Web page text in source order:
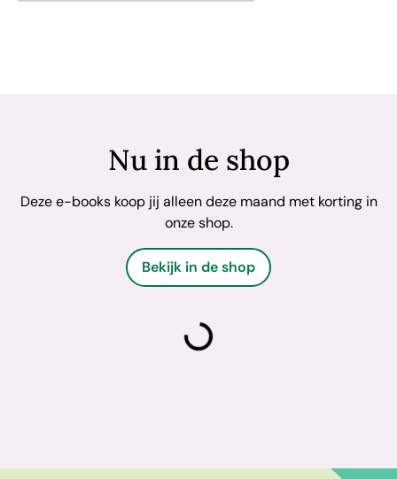
Nu in de shop
Deze e-books koop jij alleen deze maand met korting in
onze shop.
Bekijk in de shop
laden